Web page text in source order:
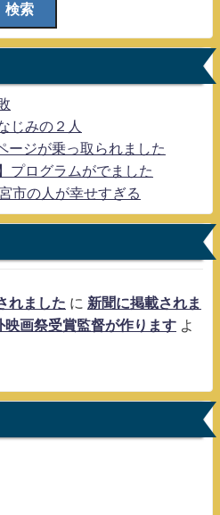
検索
じみの２人
ージが乗っ取られました
プログラムがでました
市の人が幸せすぎる
れました に 新聞に掲載されま
映画祭受賞監督が作ります よ